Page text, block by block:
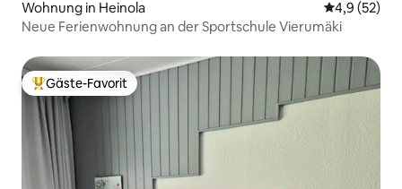
Wohnung in Heinola
4,9 (52)
Neue Ferienwohnung an der Sportschule Vierumäki
Beliebter Gäste-Favorit.
Gäste-Favorit